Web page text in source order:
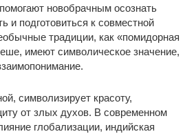
новобрачным осознать
и подготовиться к совместной
традиции, как «помидорная
имеют символическое значение,
символизирует красоту,
от злых духов. В современном
глобализации, индийская